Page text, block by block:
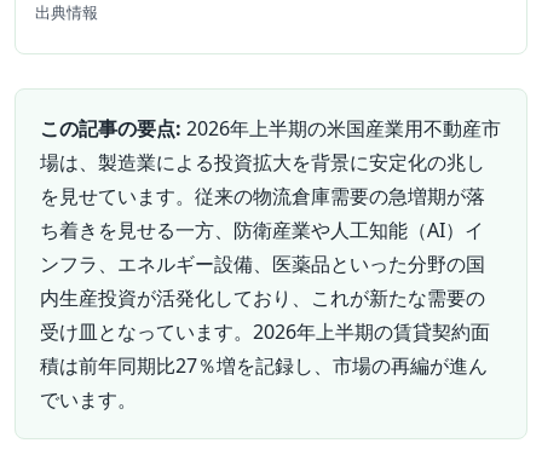
出典情報
この記事の要点: 2026年上半期の米国産業用不動産市
場は、製造業による投資拡大を背景に安定化の兆し
を見せています。従来の物流倉庫需要の急増期が落
ち着きを見せる一方、防衛産業や人工知能（AI）イ
ンフラ、エネルギー設備、医薬品といった分野の国
内生産投資が活発化しており、これが新たな需要の
受け皿となっています。2026年上半期の賃貸契約面
積は前年同期比27％増を記録し、市場の再編が進ん
でいます。